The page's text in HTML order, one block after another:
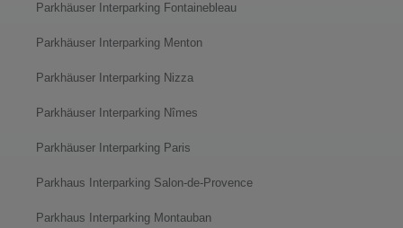
Parkhäuser Interparking Fontainebleau
Parkhäuser Interparking Menton
Parkhäuser Interparking Nizza
Parkhäuser Interparking Nîmes
Parkhäuser Interparking Paris
Parkhaus Interparking Salon-de-Provence
Parkhaus Interparking Montauban